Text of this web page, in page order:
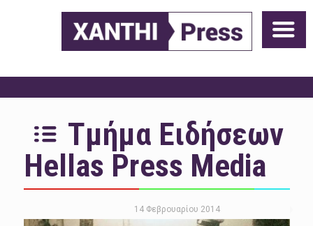
Τμήμα Ειδήσεων
Hellas Press Media
14 Φεβρουαρίου 2014